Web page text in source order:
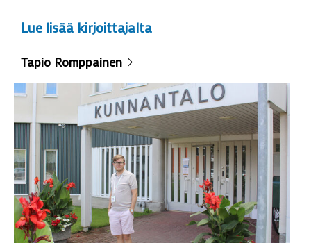
Lue lisää kirjoittajalta
Tapio Romppainen